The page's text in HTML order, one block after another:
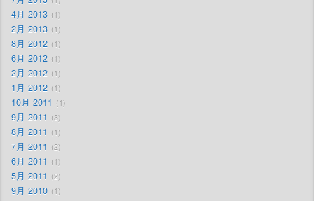
4月 2013 1
2月 2013 1
8月 2012 1
6月 2012 1
2月 2012 1
1月 2012 1
10月 2011 1
9月 2011 3
8月 2011 1
7月 2011 2
6月 2011 1
5月 2011 2
9月 2010 1